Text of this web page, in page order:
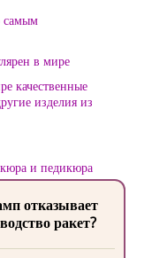
самым
в мире
качественные
изделия из
и педикюра
отказывает
ракет?